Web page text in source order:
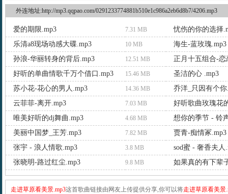
外连地址:http://mp3.qqpao.com/0291233774881b510e1c986a2eb6d8b7/4206.mp3
爱的期限.mp3 7.31 MB
忧伤的你的选择
乐清a8现场动感大碟.mp3
10 MB
海生-蓝玫瑰.mp3
孙浪-华丽转身的背后.mp3
12.51 MB
正月十五组合-恋
好听的单曲情歌千万个借口.mp3
15.46 MB
圣洁的心 .mp3
苏小花-花心的男人.mp3
14.36 MB
乔洋_只因有个你
云菲菲-离开.mp3
7.03 MB
好听歌曲玫瑰花
唯美好听的dj舞曲.mp3
4.68 MB
想你的季节 - 铃
美丽中国梦_王芳.mp3
7.82 MB
贾青-痴情冢.mp3
张宇 - 浪人情歌.mp3
3.8 MB
sod蜜 - 奢香夫人
张晓明-路过红尘.mp3
9.8 MB 如果真的有下辈
走进草原看美景.mp3这首歌曲链接由网友上传提供分享,你可以将走进草原看美景